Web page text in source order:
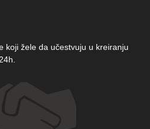
koji žele da učestvuju u kreiranju